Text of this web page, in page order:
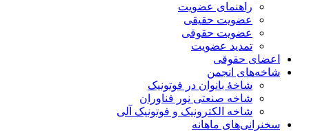
راهنمای عضویت
عضویت حقیقی
عضویت حقوقی
تمدید عضویت
اعضای حقوقی
شاخه‌های انجمن
شاخۀ بانوان در فوتونیک
شاخه صنعتی نور فناوران
شاخه‌ الکترونیک و فوتونیک آلی
سخنرانی‌های ماهانه